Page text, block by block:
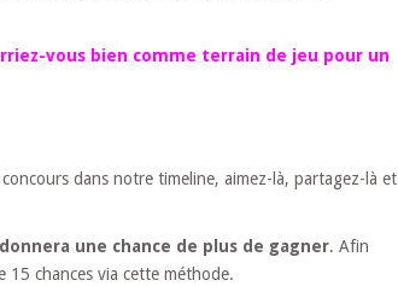
vous bien comme terrain de jeu pour un
dans notre timeline, aimez-là, partagez-là et
une chance de plus de gagner. Afin
15 chances via cette méthode.